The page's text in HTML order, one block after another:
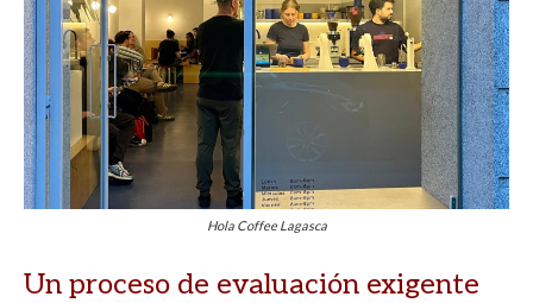
Hola Coffee Lagasca
Un proceso de evaluación exigente